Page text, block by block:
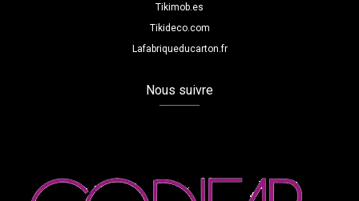
Tikimob.es
Tikideco.com
Lafabriqueducarton.fr
Nous suivre